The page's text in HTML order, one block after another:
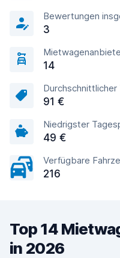
Bewertungen
3
14
Durchschnittlicher
91 €
Niedrigster
49 €
Verfügbare
216
Top 14
in 2026